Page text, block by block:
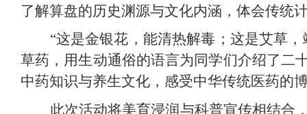
了解算盘的历史渊源与文化内涵，体会传统
“这是金银花，能清热解毒；这是艾草
草药，用生动通俗的语言为同学们介绍了二
中药知识与养生文化，感受中华传统医药的
此次活动将美育浸润与科普宣传相结合